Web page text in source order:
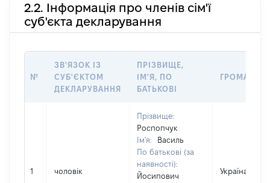
2.2. Інформація про членів сім'ї
суб'єкта декларування
№
ЗВ'ЯЗОК ІЗ
СУБ'ЄКТОМ
ДЕКЛАРУВАННЯ
ПРІЗВИЩЕ,
ІМ'Я, ПО
БАТЬКОВІ
1 чоловік
Прізвище:
Роспопчук
Ім'я:
Василь
По батькові (за
наявності):
Йосипович
Україна